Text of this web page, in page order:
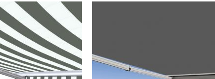
STORE
EXTÉRIEUR
Découvrir tous nos gammes de store
banne motorisé ou manuel